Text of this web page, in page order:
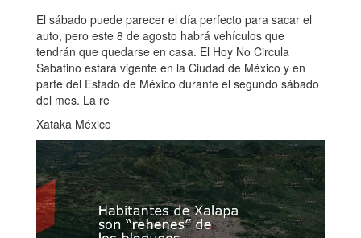
El sábado puede parecer el día perfecto para sacar el
auto, pero este 8 de agosto habrá vehículos que
tendrán que quedarse en casa. El Hoy No Circula
Sabatino estará vigente en la Ciudad de México y en
parte del Estado de México durante el segundo sábado
del mes. La re
Xataka México